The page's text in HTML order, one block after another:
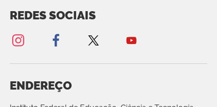
REDES SOCIAIS
ENDEREÇO